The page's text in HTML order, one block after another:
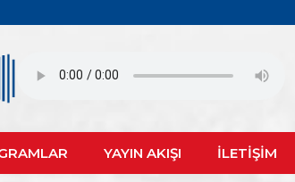
YAYIN AKIŞI İLETİŞİM